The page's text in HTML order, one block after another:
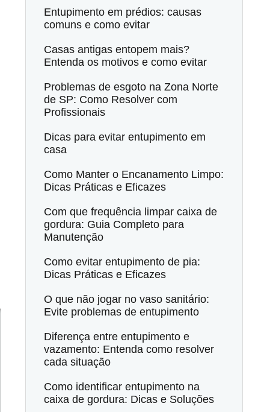
Entupimento em prédios: causas
comuns e como evitar
Casas antigas entopem mais?
Entenda os motivos e como evitar
Problemas de esgoto na Zona Norte
de SP: Como Resolver com
Profissionais
Dicas para evitar entupimento em
casa
Como Manter o Encanamento Limpo:
Dicas Práticas e Eficazes
Com que frequência limpar caixa de
gordura: Guia Completo para
Manutenção
Como evitar entupimento de pia:
Dicas Práticas e Eficazes
O que não jogar no vaso sanitário:
Evite problemas de entupimento
Diferença entre entupimento e
vazamento: Entenda como resolver
cada situação
Como identificar entupimento na
caixa de gordura: Dicas e Soluções